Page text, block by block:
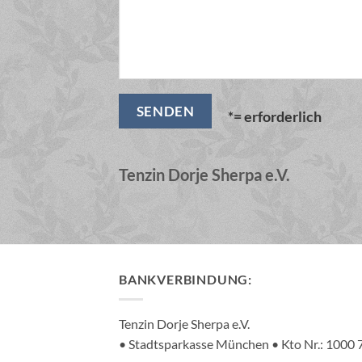
*= erforderlich
Tenzin Dorje Sherpa e.V.
BANKVERBINDUNG:
Tenzin Dorje Sherpa e.V.
• Stadtsparkasse München • Kto Nr.: